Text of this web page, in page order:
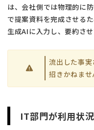
は、会社側では物理的に
で提案資料を完成させる
生成AIに入力し、要約さ
流出した事
招きかねませ
IT部門が利用状